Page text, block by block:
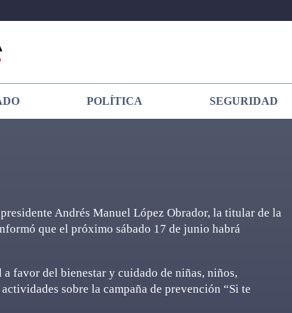
POLÍTICA SEGURIDAD
Andrés Manuel López Obrador, la titular de la
que el próximo sábado 17 de junio habrá
favor del bienestar y cuidado de niñas, niños,
sobre la campaña de prevención “Si te